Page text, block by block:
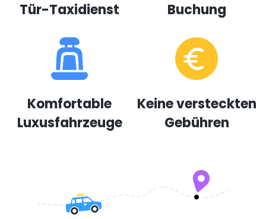
Tür-Taxidienst
Buchung
Komfortable
Luxusfahrzeuge
Keine versteckten
Gebühren